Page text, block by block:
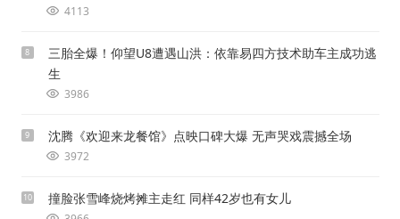
4113
8
三胎全爆！仰望U8遭遇山洪：依靠易四方技术助车主成功逃
生
3986
9 沈腾《欢迎来龙餐馆》点映口碑大爆 无声哭戏震撼全场
3972
10 撞脸张雪峰烧烤摊主走红 同样42岁也有女儿